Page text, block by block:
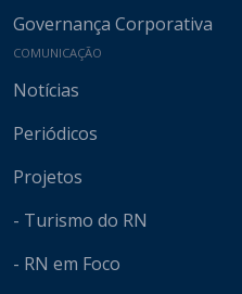
Governança Corporativa
COMUNICAÇÃO
Notícias
Periódicos
Projetos
- Turismo do RN
- RN em Foco